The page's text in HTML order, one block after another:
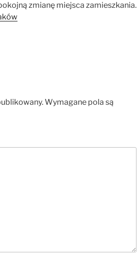
zmianę miejsca zamieszkania.
Wymagane pola są